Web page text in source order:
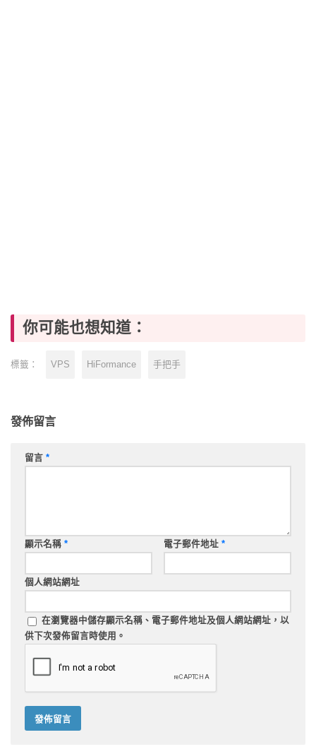
你可能也想知道：
標籤： VPS HiFormance 手把手
發佈留言
留言 *
顯示名稱 * 電子郵件地址 *
個人網站網址
在瀏覽器中儲存顯示名稱、電子郵件地址及個人網站網址，以
供下次發佈留言時使用。